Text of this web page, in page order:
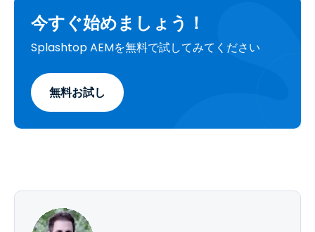
今すぐ始めましょう！
Splashtop AEMを無料で試してみてください
無料お試し